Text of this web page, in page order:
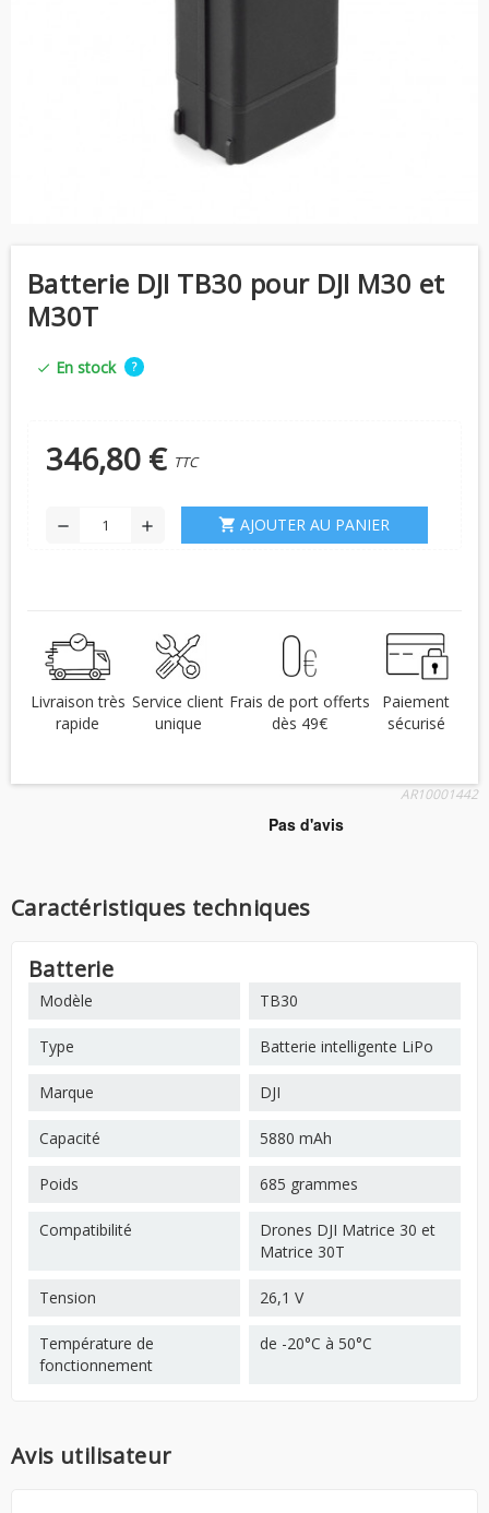
Batterie DJI TB30 pour DJI M30 et
M30T
check En stock ?
346,80 € TTC
remove add shopping_cart AJOUTER AU PANIER
Livraison très
rapide
Service client
unique
Frais de port offerts
dès 49€
Paiement
sécurisé
AR10001442
Caractéristiques techniques
Batterie
Modèle TB30
Type Batterie intelligente LiPo
Marque DJI
Capacité 5880 mAh
Poids 685 grammes
Compatibilité
Drones DJI Matrice 30 et
Matrice 30T
Tension 26,1 V
Température de
fonctionnement
de -20°C à 50°C
Avis utilisateur